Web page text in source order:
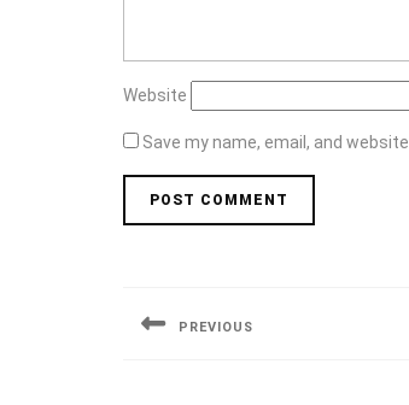
Website
Save my name, email, and
navigation
PREVIOUS